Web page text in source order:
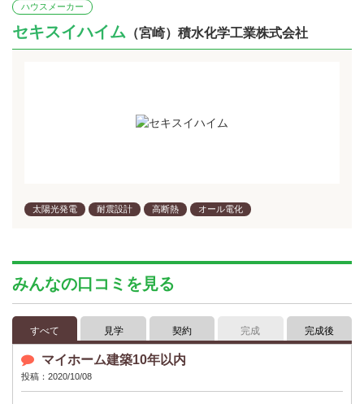
ハウスメーカー
セキスイハイム （宮崎）積水化学工業株式会社
太陽光発電 耐震設計 高断熱 オール電化
みんなの口コミを見る
すべて 見学 契約 完成 完成後
マイホーム建築10年以内
投稿：2020/10/08